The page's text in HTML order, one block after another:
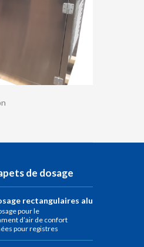
de dosage
rectangulaires alu
pour le
d’air de confort
pour registres